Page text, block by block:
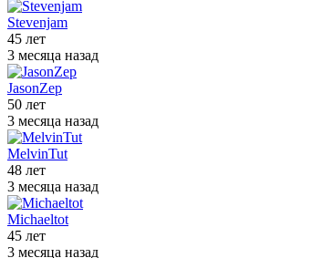
Stevenjam
45 лет
3 месяца назад
JasonZep
50 лет
3 месяца назад
MelvinTut
48 лет
3 месяца назад
Michaeltot
45 лет
3 месяца назад